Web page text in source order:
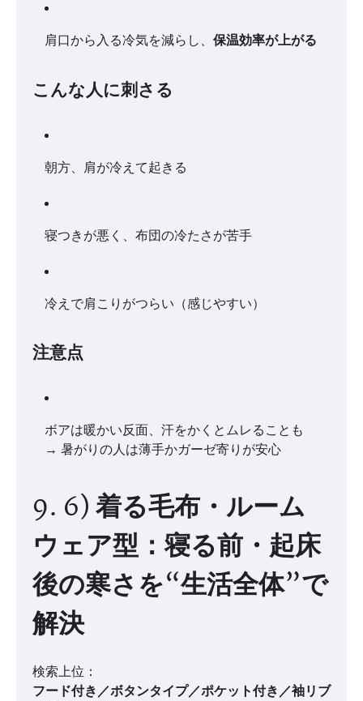
肩口から入る冷気を減らし、 保温効率が上がる
こんな人に刺さる
朝方、肩が冷えて起きる
寝つきが悪く、布団の冷たさが苦手
冷えで肩こりがつらい（感じやすい）
注意点
ボアは暖かい反面、汗をかくとムレることも
→ 暑がりの人は薄手かガーゼ寄りが安心
9. 6) 着る毛布・ルーム
ウェア型：寝る前・起床
後の寒さを“生活全体”で
解決
検索上位：
フード付き／ボタンタイプ／ポケット付き／袖リブ